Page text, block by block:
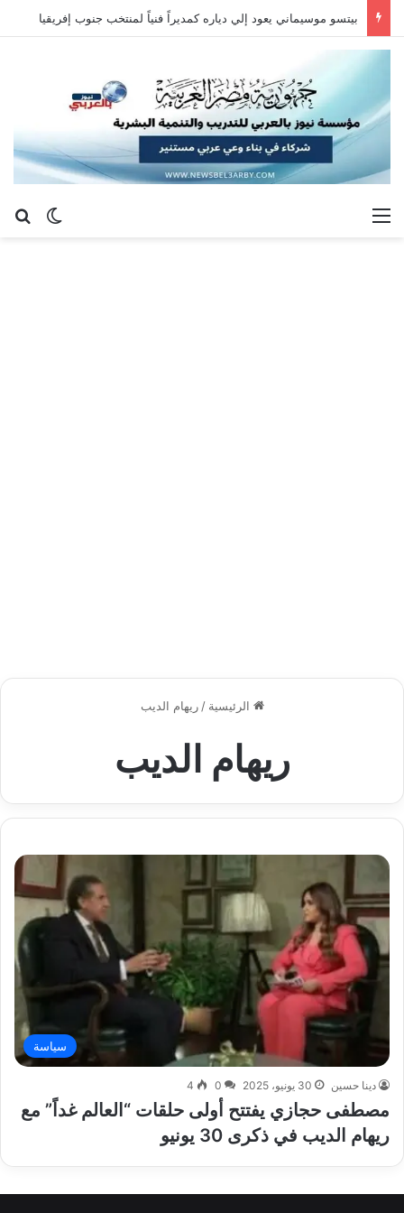
بيتسو موسيماني يعود إلي دياره كمديراً فنياً لمنتخب جنوب إفريقيا
الوضع القائمة
الرئيسية / ريهام الديب
ريهام الديب
سياسة
دينا حسين 30 يونيو، 2025 0
4
مصطفى حجازي يفتتح أولى حلقات “العالم غداً” مع
ريهام الديب في ذكرى 30 يونيو